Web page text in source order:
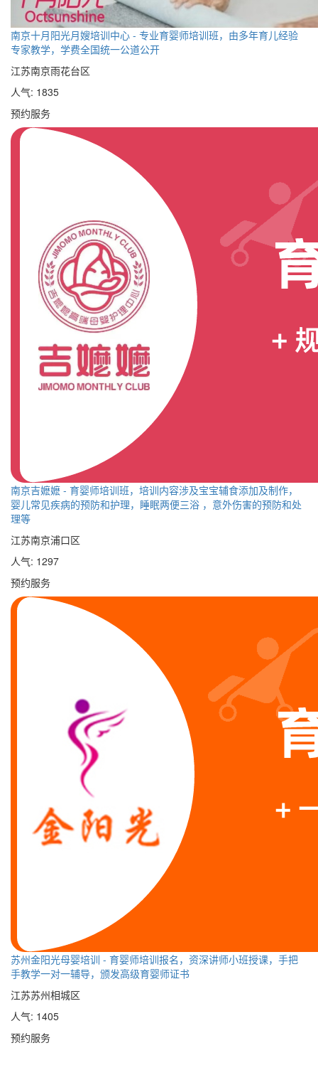
南京十月阳光月嫂培训中心 - 专业育婴师培训班，由多年育儿经验
专家教学，学费全国统一公道公开
江苏南京雨花台区
人气: 1835
预约服务
南京吉嬷嬷 - 育婴师培训班，培训内容涉及宝宝辅食添加及制作，
婴儿常见疾病的预防和护理，睡眠两便三浴 ，意外伤害的预防和处
理等
江苏南京浦口区
人气: 1297
预约服务
苏州金阳光母婴培训 - 育婴师培训报名，资深讲师小班授课，手把
手教学一对一辅导，颁发高级育婴师证书
江苏苏州相城区
人气: 1405
预约服务